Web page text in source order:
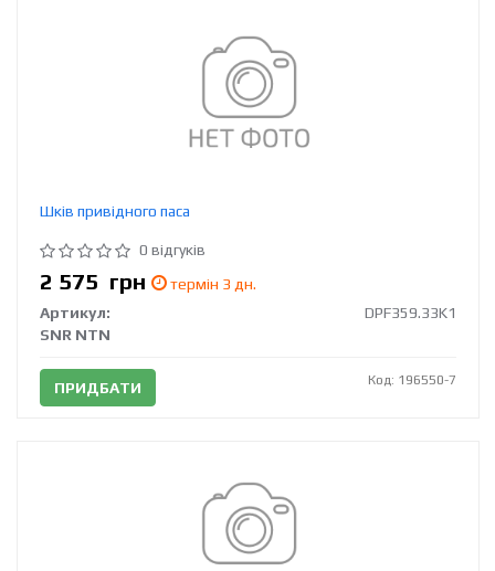
Шків привідного паса
0 відгуків
2 575 грн
термін 3 дн.
Артикул:
DPF359.33K1
SNR NTN
ПРИДБАТИ Код: 196550-7